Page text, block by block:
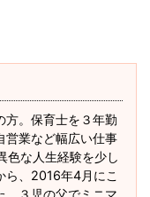
方。保育士を３年勤
営業など幅広い仕事
色な人生経験を少し
ら、2016年4月にこ
。３児の父でミニマ